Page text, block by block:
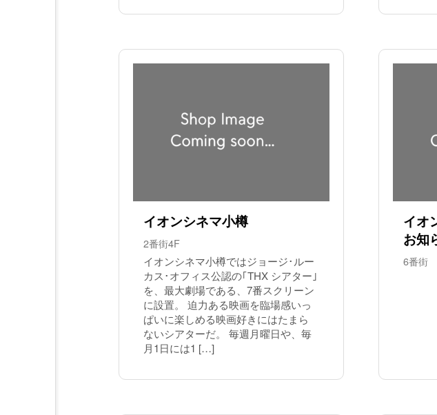
イオンシネマ小樽
2番街4F
イオンシネマ小樽ではジョージ･ルー
カス･オフィス公認の｢THX シアター｣
を、最大劇場である、7番スクリーン
に設置。 迫力ある映画を臨場感いっ
ぱいに楽しめる映画好きにはたまら
ないシアターだ。 毎週月曜日や、毎
月1日には1 […]
イオ
お知
6番街